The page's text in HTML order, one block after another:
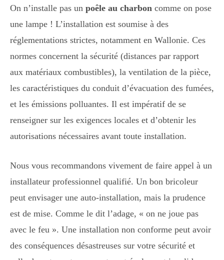
On n’installe pas un poêle au charbon comme on pose
une lampe ! L’installation est soumise à des
réglementations strictes, notamment en Wallonie. Ces
normes concernent la sécurité (distances par rapport
aux matériaux combustibles), la ventilation de la pièce,
les caractéristiques du conduit d’évacuation des fumées,
et les émissions polluantes. Il est impératif de se
renseigner sur les exigences locales et d’obtenir les
autorisations nécessaires avant toute installation.
Nous vous recommandons vivement de faire appel à un
installateur professionnel qualifié. Un bon bricoleur
peut envisager une auto-installation, mais la prudence
est de mise. Comme le dit l’adage, « on ne joue pas
avec le feu ». Une installation non conforme peut avoir
des conséquences désastreuses sur votre sécurité et